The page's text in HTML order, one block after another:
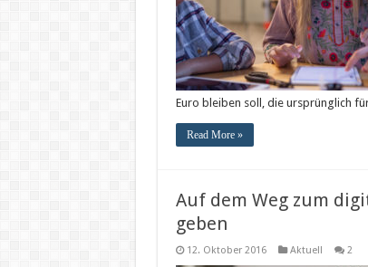
Euro bleiben soll, die ursprünglich
Read More »
Auf dem Weg zum
geben
12. Oktober 2016 Aktuell 2